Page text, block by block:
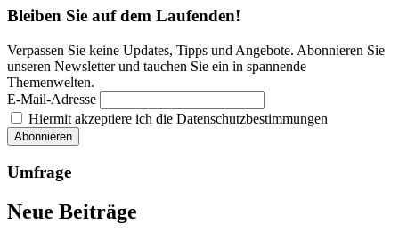
Bleiben Sie auf dem Laufenden!
Verpassen Sie keine Updates, Tipps und Angebote. Abonnieren Sie
unseren Newsletter und tauchen Sie ein in spannende
Themenwelten.
E-Mail-Adresse
Hiermit akzeptiere ich die Datenschutzbestimmungen
Umfrage
Neue Beiträge